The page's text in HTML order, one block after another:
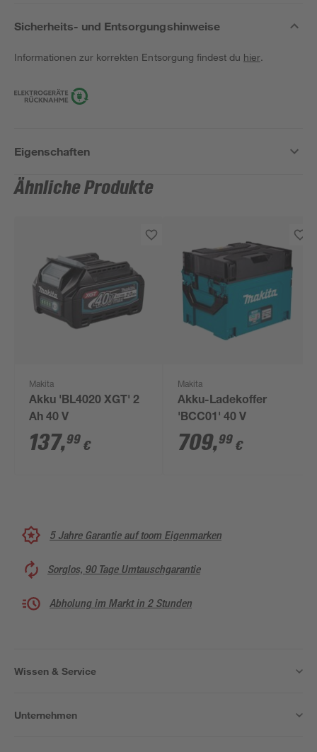
Sicherheits- und Entsorgungshinweise
Informationen zur korrekten Entsorgung findest du hier.
Eigenschaften
Ähnliche Produkte
Makita
Akku 'BL4020 XGT' 2
Ah 40 V
137,99 €
Makita
Akku-Ladekoffer
'BCC01' 40 V
709,99 €
5 Jahre Garantie auf toom Eigenmarken
Sorglos, 90 Tage Umtauschgarantie
Abholung im Markt in 2 Stunden
Wissen & Service
Unternehmen